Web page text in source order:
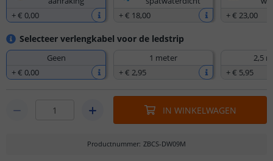
+€ 0,00
+€ 18,00
+€ 23,00
Selecteer verlengkabel voor de ledstrip
Geen
+€ 0,00
1 meter
+€ 2,95
2,5
+€ 5,95
IN WINKELWAGEN
Productnummer: ZBCS-DW09M